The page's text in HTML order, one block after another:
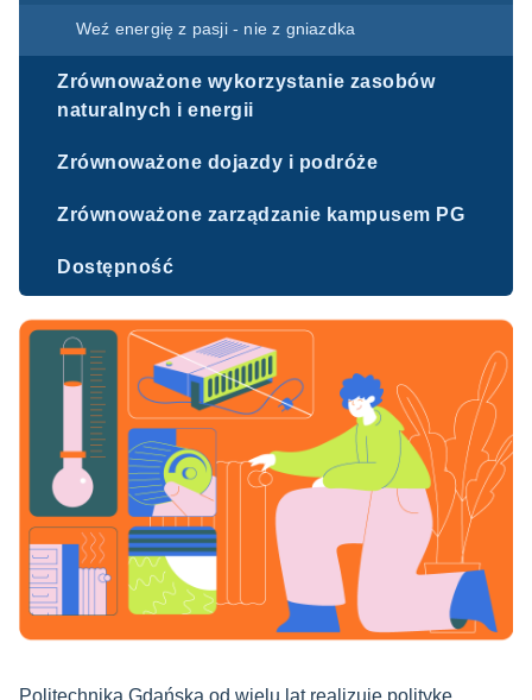
Weź energię z pasji - nie z gniazdka
Zrównoważone wykorzystanie zasobów
naturalnych i energii
Zrównoważone dojazdy i podróże
Zrównoważone zarządzanie kampusem PG
Dostępność